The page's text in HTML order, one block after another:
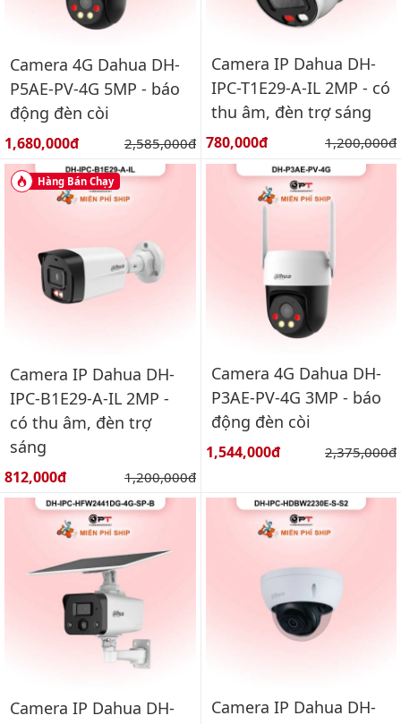
Camera 4G Dahua DH-
P5AE-PV-4G 5MP - báo
động đèn còi
Giá bán:
1,680,000đ Giá gốc:
2,585,000đ
Camera IP Dahua DH-
IPC-T1E29-A-IL 2MP - có
thu âm, đèn trợ sáng
Giá bán:
780,000đ Giá gốc:
1,200,000đ
Hàng Bán Chạy
Camera IP Dahua DH-
IPC-B1E29-A-IL 2MP -
có thu âm, đèn trợ
sáng
Giá bán:
812,000đ Giá gốc:
1,200,000đ
Camera 4G Dahua DH-
P3AE-PV-4G 3MP - báo
động đèn còi
Giá bán:
1,544,000đ Giá gốc:
2,375,000đ
Camera IP Dahua DH-
Camera IP Dahua DH-